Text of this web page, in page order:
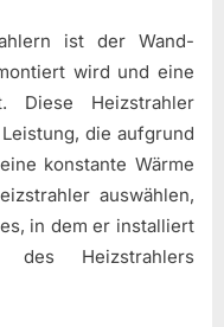
ist der Wand-
wird und eine
Diese Heizstrahler
die aufgrund
konstante Wärme
auswählen,
in dem er installiert
Heizstrahlers